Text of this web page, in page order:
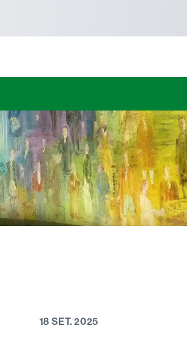
18 SET. 2025